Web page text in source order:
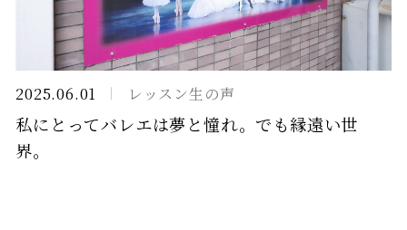
2025.06.01 レッスン生の声
私にとってバレエは夢と憧れ。でも縁遠い世
界。